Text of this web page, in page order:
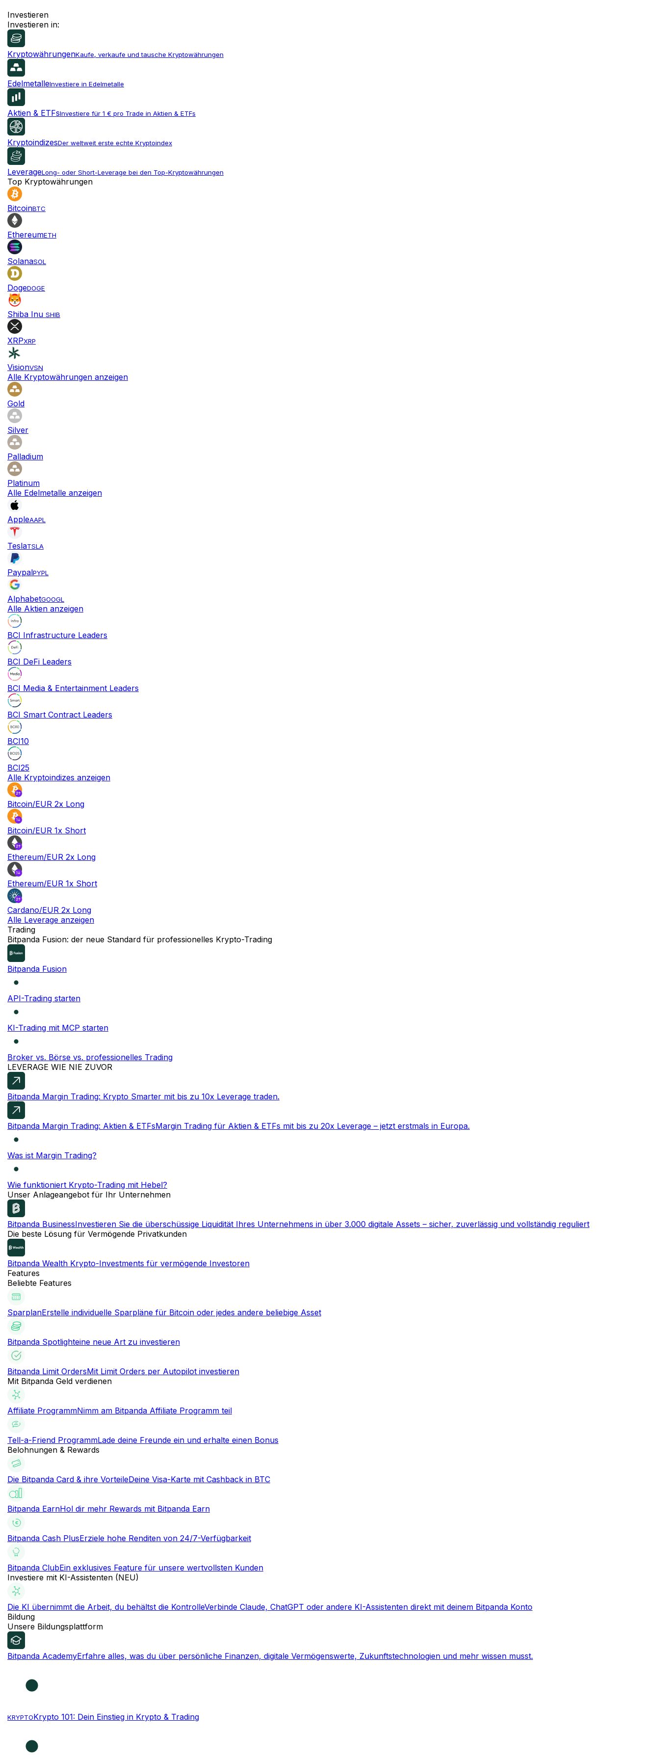
Investieren
Investieren in:
KryptowährungenKaufe, verkaufe und tausche Kryptowährungen
EdelmetalleInvestiere in Edelmetalle
Aktien & ETFsInvestiere für 1 € pro Trade in Aktien & ETFs
KryptoindizesDer weltweit erste echte Kryptoindex
LeverageLong- oder Short-Leverage bei den Top-Kryptowährungen
Top Kryptowährungen
BitcoinBTC
EthereumETH
SolanaSOL
DogeDOGE
Shiba Inu SHIB
XRPXRP
VisionVSN
Alle Kryptowährungen anzeigen
Gold
Silver
Palladium
Platinum
Alle Edelmetalle anzeigen
AppleAAPL
TeslaTSLA
PaypalPYPL
AlphabetGOOGL
Alle Aktien anzeigen
BCI Infrastructure Leaders
BCI DeFi Leaders
BCI Media & Entertainment Leaders
BCI Smart Contract Leaders
BCI10
BCI25
Alle Kryptoindizes anzeigen
Bitcoin/EUR 2x Long
Bitcoin/EUR 1x Short
Ethereum/EUR 2x Long
Ethereum/EUR 1x Short
Cardano/EUR 2x Long
Alle Leverage anzeigen
Trading
Bitpanda Fusion: der neue Standard für professionelles Krypto-Trading
Bitpanda Fusion
API-Trading starten
KI-Trading mit MCP starten
Broker vs. Börse vs. professionelles Trading
LEVERAGE WIE NIE ZUVOR
Bitpanda Margin Trading: Krypto Smarter mit bis zu 10x Leverage traden.
Bitpanda Margin Trading: Aktien & ETFsMargin Trading für Aktien & ETFs mit bis zu 20x Leverage – jetzt erstmals in Europa.
Was ist Margin Trading?
Wie funktioniert Krypto-Trading mit Hebel?
Unser Anlageangebot für Ihr Unternehmen
Bitpanda BusinessInvestieren Sie die überschüssige Liquidität Ihres Unternehmens in über 3.000 digitale Assets – sicher, zuverlässig und vollständig reguliert
Die beste Lösung für Vermögende Privatkunden
Bitpanda Wealth Krypto-Investments für vermögende Investoren
Features
Beliebte Features
SparplanErstelle individuelle Sparpläne für Bitcoin oder jedes andere beliebige Asset
Bitpanda Spotlighteine neue Art zu investieren
Bitpanda Limit OrdersMit Limit Orders per Autopilot investieren
Mit Bitpanda Geld verdienen
Affiliate ProgrammNimm am Bitpanda Affiliate Programm teil
Tell-a-Friend ProgrammLade deine Freunde ein und erhalte einen Bonus
Belohnungen & Rewards
Die Bitpanda Card & ihre VorteileDeine Visa-Karte mit Cashback in BTC
Bitpanda EarnHol dir mehr Rewards mit Bitpanda Earn
Bitpanda Cash PlusErziele hohe Renditen von 24/7-Verfügbarkeit
Bitpanda ClubEin exklusives Feature für unsere wertvollsten Kunden
Investiere mit KI-Assistenten (NEU)
Die KI übernimmt die Arbeit, du behältst die KontrolleVerbinde Claude, ChatGPT oder andere KI-Assistenten direkt mit deinem Bitpanda Konto
Bildung
Unsere Bildungsplattform
Bitpanda AcademyErfahre alles, was du über persönliche Finanzen, digitale Vermögenswerte, Zukunftstechnologien und mehr wissen musst.
KRYPTOKrypto 101: Dein Einstieg in Krypto & Trading